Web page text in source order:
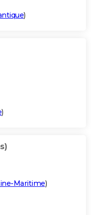
)
)
Maritime)